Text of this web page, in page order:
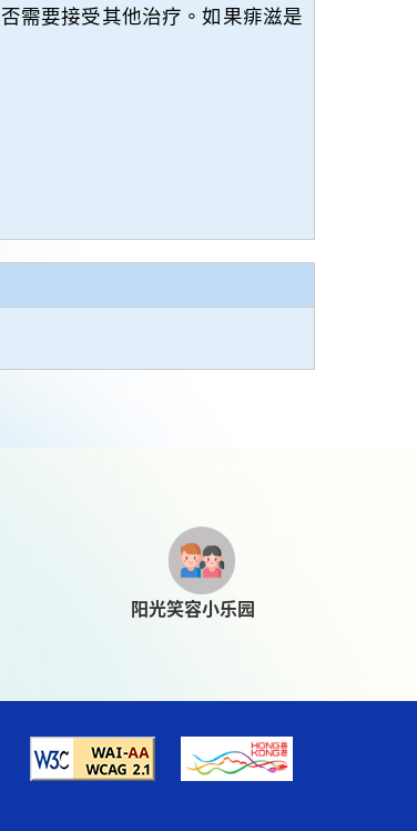
需要接受其他治疗。如果痱滋是
阳光笑容小乐园